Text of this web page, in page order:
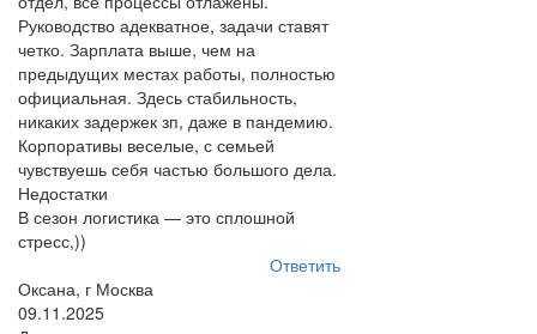
Руководство адекватное, задачи ставят
четко. Зарплата выше, чем на
предыдущих местах работы, полностью
официальная. Здесь стабильность,
никаких задержек зп, даже в пандемию.
Корпоративы веселые, с семьей
чувствуешь себя частью большого дела.
Недостатки
В сезон логистика — это сплошной
стресс,))
Ответить
Оксана, г Москва
09.11.2025